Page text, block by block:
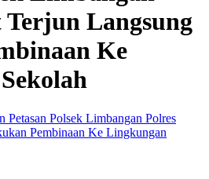
Langsung
Ke